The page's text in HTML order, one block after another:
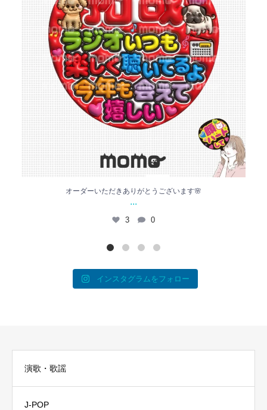
オーダーいただきありがとうございます🌸
...
3 0
インスタグラムをフォロー
演歌・歌謡
J-POP